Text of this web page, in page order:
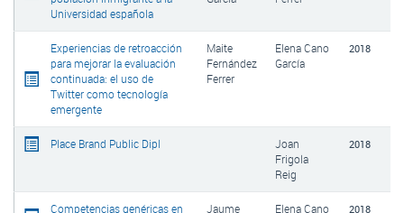
Universidad española
Experiencias de retroacción
para mejorar la evaluación
continuada: el uso de
Twitter como tecnología
emergente
Maite
Fernández
Ferrer
Elena Cano
García
2018
Place Brand Public Dipl
Joan
Frigola
Reig
2018
Competencias genéricas en
Jaume
Elena Cano
2018